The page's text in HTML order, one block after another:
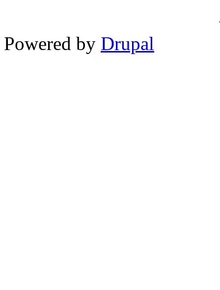
Powered by Drupal